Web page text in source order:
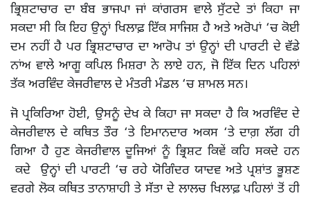
ਭ੍ਰਿਸ਼ਟਾਚਾਰ ਦਾ ਬੰਬ ਭਾਜਪਾ ਜਾਂ ਕਾਂਗਰਸ ਵਾਲੇ ਸੁੱਟਦੇ ਤਾਂ ਕਿਹਾ ਜਾ
ਸਕਦਾ ਸੀ ਕਿ ਇਹ ਉਨ੍ਹਾਂ ਖਿਲਾਫ਼ ਇੱਕ ਸਾਜਿਸ਼ ਹੈ ਅਤੇ ਅਰੋਪਾਂ ‘ਚ ਕੋਈ
ਦਮ ਨਹੀਂ ਹੈ ਪਰ ਭ੍ਰਿਸ਼ਟਾਚਾਰ ਦਾ ਆਰੋਪ ਤਾਂ ਉਨ੍ਹਾਂ ਦੀ ਪਾਰਟੀ ਦੇ ਵੱਡੇ
ਨਾਂਅ ਵਾਲੇ ਆਗੂ ਕਪਿਲ ਮਿਸ਼ਰਾ ਨੇ ਲਾਏ ਹਨ, ਜੋ ਇੱਕ ਦਿਨ ਪਹਿਲਾਂ
ਤੱਕ ਅਰਵਿੰਦ ਕੇਜਰੀਵਾਲ ਦੇ ਮੰਤਰੀ ਮੰਡਲ ‘ਚ ਸ਼ਾਮਲ ਸਨ।
ਜੋ ਪ੍ਰਕਿਰਿਆ ਹੋਈ, ਉਸਨੂੰ ਦੇਖ ਕੇ ਕਿਹਾ ਜਾ ਸਕਦਾ ਹੈ ਕਿ ਅਰਵਿੰਦ ਦੇ
ਕੇਜਰੀਵਾਲ ਦੇ ਕਥਿਤ ਤੌਰ ‘ਤੇ ਇਮਾਨਦਾਰ ਅਕਸ ‘ਤੇ ਦਾਗ਼ ਲੱਗ ਹੀ
ਗਿਆ ਹੈ ਹੁਣ ਕੇਜਰੀਵਾਲ ਦੂਜਿਆਂ ਨੂੰ ਭ੍ਰਿਸ਼ਟ ਕਿਵੇਂ ਕਹਿ ਸਕਦੇ ਹਨ
ਕਦੇ ਉਨ੍ਹਾਂ ਦੀ ਪਾਰਟੀ ‘ਚ ਰਹੇ ਯੋਗਿੰਦਰ ਯਾਦਵ ਅਤੇ ਪ੍ਰਸ਼ਾਂਤ ਭੂਸ਼ਣ
ਵਰਗੇ ਲੋਕ ਕਥਿਤ ਤਾਨਾਸ਼ਾਹੀ ਤੇ ਸੱਤਾ ਦੇ ਲਾਲਚ ਖਿਲਾਫ਼ ਪਹਿਲਾਂ ਤੋਂ ਹੀ